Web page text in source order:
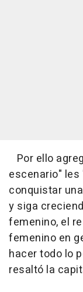
Por ello
escenario"
conquistar
y siga
femenino, el
femenino en
hacer todo lo
resaltó la